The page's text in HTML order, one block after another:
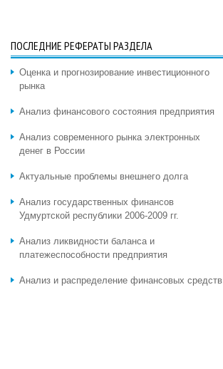
ПОСЛЕДНИЕ РЕФЕРАТЫ РАЗДЕЛА
Оценка и прогнозирование инвестиционного
рынка
Анализ финансового состояния предприятия
Анализ современного рынка электронных
денег в России
Актуальные проблемы внешнего долга
Анализ государственных финансов
Удмуртской республики 2006-2009 гг.
Анализ ликвидности баланса и
платежеспособности предприятия
Анализ и распределение финансовых средств